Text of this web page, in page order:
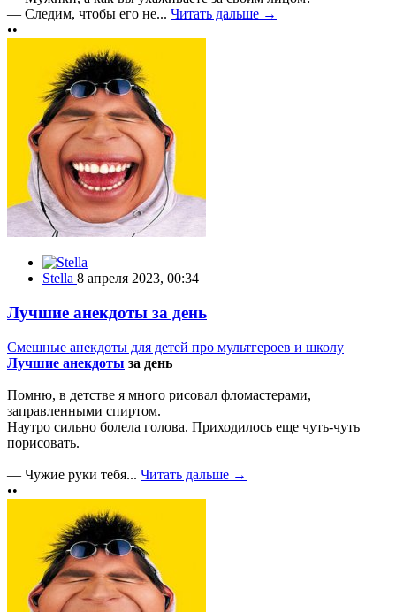
— Следим, чтобы его не... Читать дальше →
••
Stella 8 апреля 2023, 00:34
Лучшие анекдоты за день
Смешные анекдоты для детей про мультгероев и школу
Лучшие анекдоты за день
Помню, в детстве я много рисовал фломастерами,
заправленными спиртом.
Наутро сильно болела голова. Приходилось еще чуть-чуть
порисовать.
— Чужие руки тебя... Читать дальше →
••